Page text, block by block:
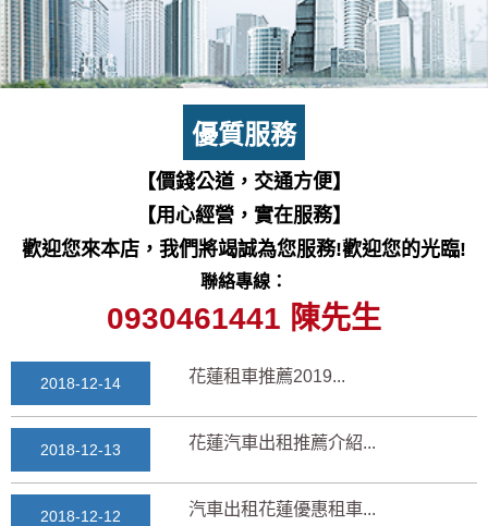
優質服務
【價錢公道，交通方便】
【用心經營，實在服務】
歡迎您來本店，我們將竭誠為您服務!歡迎您的光臨!
聯絡專線：
0930461441 陳先生
2018-03-16 花蓮景點2018地圖...
七星潭風景區美景介紹...
三日遊景點行程規劃景...
2018-03-12 花蓮自由行自助行程
2025-11-17 通水管後排水變快？背...
2018-12-14 花蓮租車推薦2019...
2018-12-13 花蓮汽車出租推薦介紹...
2018-12-12 汽車出租花蓮優惠租車...